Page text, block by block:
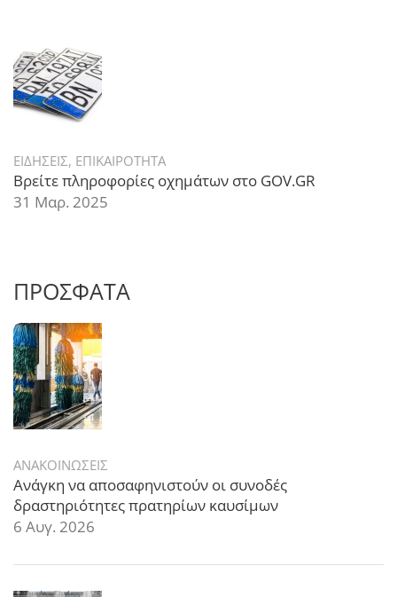
ΕΙΔΗΣΕΙΣ, ΕΠΙΚΑΙΡΟΤΗΤΑ
Βρείτε πληροφορίες οχημάτων στο GOV.GR
31 Μαρ. 2025
ΠΡΟΣΦΑΤΑ
ΑΝΑΚΟΙΝΩΣΕΙΣ
Ανάγκη να αποσαφηνιστούν οι συνοδές
δραστηριότητες πρατηρίων καυσίμων
6 Αυγ. 2026